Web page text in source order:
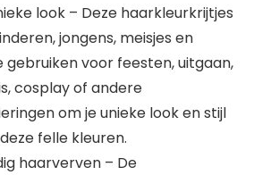
look – Deze haarkleurkrijtjes
jongens, meisjes en
gebruiken voor feesten, uitgaan,
cosplay of andere
om je unieke look en stijl
felle kleuren.
haarverven – De